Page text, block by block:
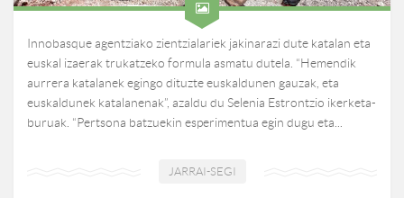
Innobasque agentziako zientzialariek jakinarazi dute katalan eta
euskal izaerak trukatzeko formula asmatu dutela. “Hemendik
aurrera katalanek egingo dituzte euskaldunen gauzak, eta
euskaldunek katalanenak”, azaldu du Selenia Estrontzio ikerketa-
buruak. “Pertsona batzuekin esperimentua egin dugu eta...
JARRAI-SEGI